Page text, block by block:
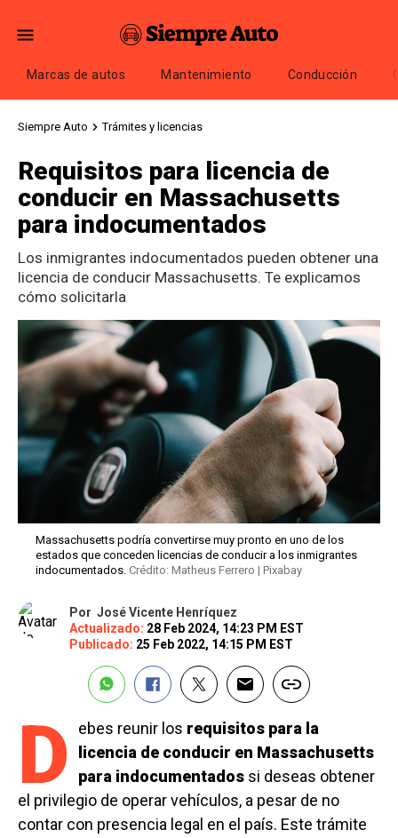
Marcas de autos Mantenimiento Conducción
Siempre Auto Trámites y licencias
Requisitos para licencia de
conducir en Massachusetts
para indocumentados
Los inmigrantes indocumentados pueden obtener una
licencia de conducir Massachusetts. Te explicamos
cómo solicitarla
Massachusetts podría convertirse muy pronto en uno de los
estados que conceden licencias de conducir a los inmigrantes
indocumentados. Crédito: Matheus Ferrero | Pixabay
Por José Vicente Henríquez
Actualizado: 28 Feb 2024, 14:23 PM EST
Publicado: 25 Feb 2022, 14:15 PM EST
D ebes reunir los requisitos para la
licencia de conducir en Massachusetts
para indocumentados si deseas obtener
el privilegio de operar vehículos, a pesar de no
contar con presencia legal en el país. Este trámite